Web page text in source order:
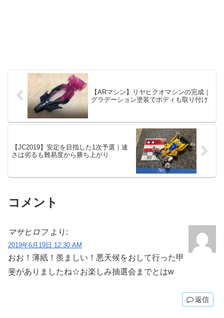
【ARマシン】リヤヒクオマシンの完成｜
グラデーション塗装でボディも取り付け
【JC2019】安定を目指した1次予選｜速
さは劣るも難易度から勝ち上がり
コメント
マサヒロフ より:
2019年6月19日 12:30 AM
おお！薄紙！羨ましい！悪天候をおして行った甲
斐がありましたね☆お楽しみ抽選会までとはw
返信